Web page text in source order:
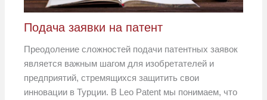
Подача заявки на патент
Преодоление сложностей подачи патентных заявок
является важным шагом для изобретателей и
предприятий, стремящихся защитить свои
инновации в Турции. В Leo Patent мы понимаем, что